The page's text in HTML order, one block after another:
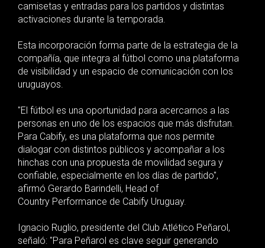
camisetas y entradas para los partidos y distintas
activaciones durante la temporada.
Esta incorporación forma parte de la estrategia de la
compañía, que integra al fútbol como una plataforma
de visibilidad y un espacio de comunicación con los
uruguayos.
"El fútbol es una oportunidad para acercarnos a las
personas en uno de los espacios que más disfrutan.
Para Cabify, es una plataforma que nos permite
dialogar con distintos públicos y acompañar a los
hinchas con una propuesta de movilidad segura y
confiable, especialmente en los días de partido",
afirmó Gerardo Barindelli, Head of
Country Performance de Cabify Uruguay.
Ignacio Ruglio, presidente del Club Atlético Peñarol,
señaló: "Para Peñarol es clave seguir generando